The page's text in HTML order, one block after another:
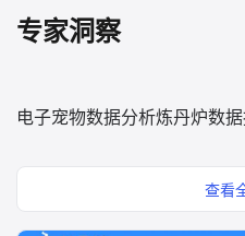
专家洞察
电子宠物数据分析炼丹炉数
查看